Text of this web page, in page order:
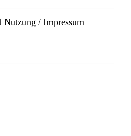
/ Impressum